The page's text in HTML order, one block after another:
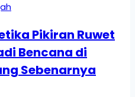
Pikiran Ruwet
Bencana di
Sebenarnya